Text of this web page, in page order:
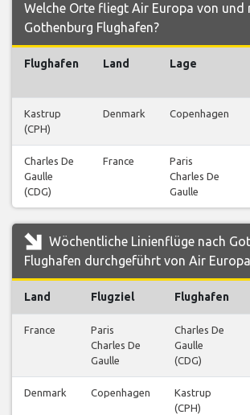
Welche Orte fliegt Air Europa von und
Gothenburg Flughafen?
Flughafen Land Lage
Kastrup
(CPH)
Denmark Copenhagen
Charles De
Gaulle
(CDG)
France
Paris
Charles De
Gaulle
Wöchentliche Linienflüge nach
Flughafen durchgeführt von Air Europa
Land Flugziel Flughafen
France
Paris
Charles De
Gaulle
Charles De
Gaulle
(CDG)
Denmark Copenhagen
Kastrup
(CPH)